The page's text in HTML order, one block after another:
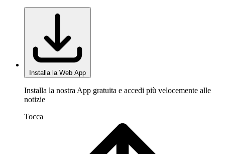
Installa la Web App
Installa la nostra App gratuita e accedi più velocemente alle
notizie
Tocca